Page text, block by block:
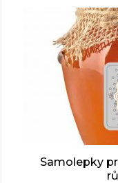
Samolepky